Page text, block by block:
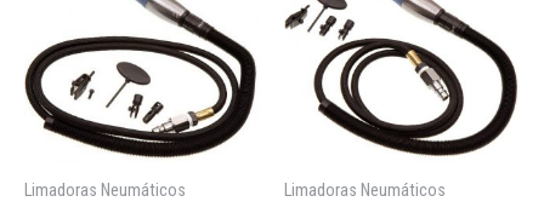
Limadoras Neumáticos Limadoras Neumáticos